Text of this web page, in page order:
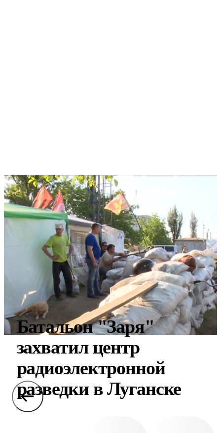
Батальон "Заря"
захватил центр
радиоэлектронной
разведки в Луганске